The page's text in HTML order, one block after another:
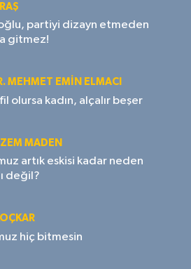
partiyi dizayn etmeden
gitmez!
MEHMET EMIN ELMACI
olursa kadın, alçalır beşer
MADEN
artık eskisi kadar neden
değil?
hiç bitmesin